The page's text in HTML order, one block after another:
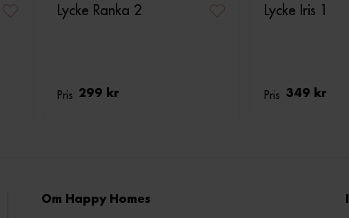
Lycke Ranka 2
Pris 299 kr
Lycke Iris 1
Pris 349 kr
Om Happy Homes